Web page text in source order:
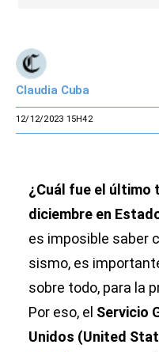
Claudia Cuba
12/12/2023 15H42
¿Cuál fue el último
diciembre en
es imposible saber
sismo, es
sobre todo, para la
Por eso, el Servicio
Unidos (United